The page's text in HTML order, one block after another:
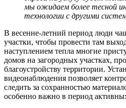
мы ожидаем более тесной
технологии с другими
В весенне-летний период люди
участки, чтобы провести там
наступлением тепла многие
домов на загородных участках,
благоустройству территории.
видеонаблюдения позволяет
следить за сохранностью
особенно важно в период